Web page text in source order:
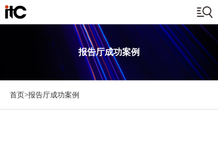
报告厅成功案例
首页>报告厅成功案例